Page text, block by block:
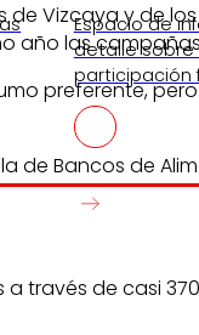
Espacio de
detalle
participación
de Vizcaya y
las
preferente,
de Bancos de
través de casi